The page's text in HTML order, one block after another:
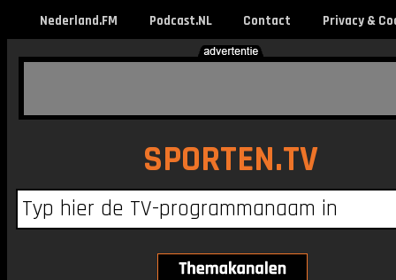
Nederland.FM Podcast.NL Contact Privacy &
SPORTEN.TV